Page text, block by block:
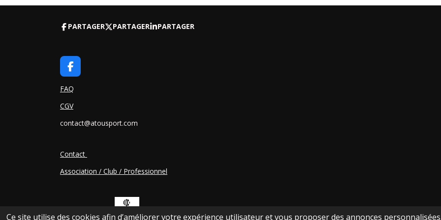
Ce site utilise des cookies afin d’améliorer votre expérience utilisateur et vous proposer des annonces
PARTAGER PARTAGER PARTAGER
F
A
C
B
O
FAQ
CGV
contact@atousport.com
Contact
Association / Club / Professionnel